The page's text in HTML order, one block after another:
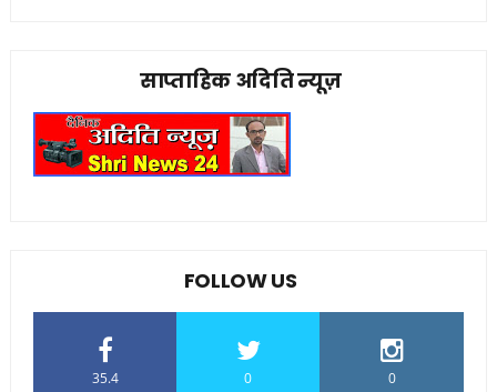
साप्ताहिक अदिति न्यूज़
FOLLOW US
35.4 0 0